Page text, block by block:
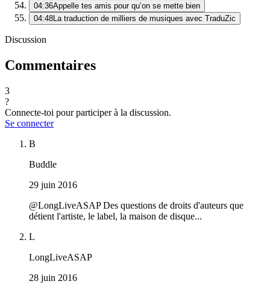
04:36Appelle tes amis pour qu’on se mette bien
04:48La traduction de milliers de musiques avec TraduZic
Discussion
Commentaires
3
?
Connecte-toi pour participer à la discussion.
Se connecter
B
Buddle
29 juin 2016
@LongLiveASAP Des questions de droits d'auteurs que
détient l'artiste, le label, la maison de disque...
L
LongLiveASAP
28 juin 2016